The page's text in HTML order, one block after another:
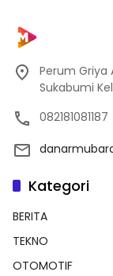
Perum Griya
Sukabumi
082181081187
Kategori
BERITA
TEKNO
OTOMOTIF